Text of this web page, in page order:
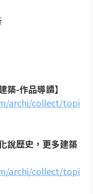
築-作品導讀】
archi/collect/topi
說歷史，更多建築
archi/collect/topi